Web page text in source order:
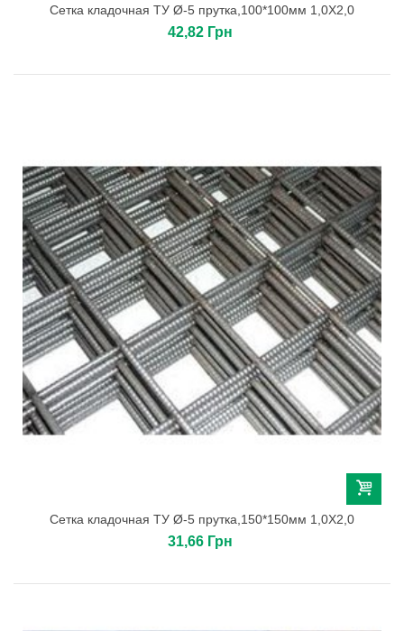
Сетка кладочная ТУ Ø-5 прутка,100*100мм 1,0Х2,0
42,82 Грн
Сетка кладочная ТУ Ø-5 прутка,150*150мм 1,0Х2,0
31,66 Грн